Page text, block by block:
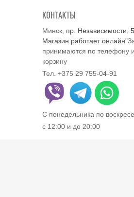
КОНТАКТЫ
Минск, пр. Независимости,
Магазин работает онлайн"
принимаются по телефону
корзину
Тел. +375 29 755-04-91
С понедельника по
с 12:00 и до 20:00